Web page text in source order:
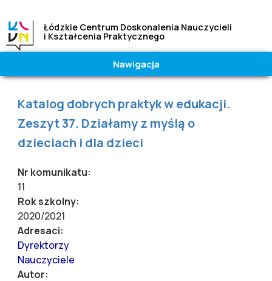
Łódzkie Centrum Doskonalenia Nauczycieli
i Kształcenia Praktycznego
Wielkość
A A A
Kontrast
Normalny
Nawigacja
Jesteś tutaj
Katalog dobrych praktyk w edukacji.
Zeszyt 37. Działamy z myślą o
dzieciach i dla dzieci
Nr komunikatu:
11
Rok szkolny:
2020/2021
Adresaci:
Dyrektorzy
Nauczyciele
Autor: